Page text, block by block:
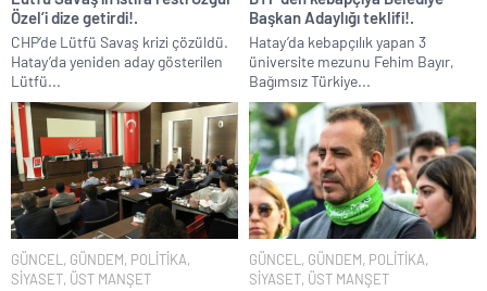
Özel’i dize getirdi!.
CHP’de Lütfü Savaş krizi çözüldü.
Hatay’da yeniden aday gösterilen
Lütfü...
Başkan Adaylığı teklifi!.
Hatay’da kebapçılık yapan 3
üniversite mezunu Fehim Bayır,
Bağımsız Türkiye...
GÜNCEL , GÜNDEM, POLİTİKA,
SİYASET, ÜST MANŞET
GÜNCEL , GÜNDEM, POLİTİKA,
SİYASET, ÜST MANŞET